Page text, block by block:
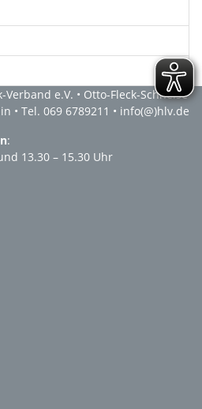
Verband e.V. • Otto-Fleck-Schneise
• Tel. 069 6789211 • info(@)hlv.de
:
13.30 – 15.30 Uhr